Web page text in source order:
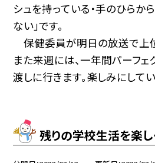
シュを持っている・手のひらか
ない」です。
保健委員が明日の放送で上位
また来週には、一年間パーフ
渡しに行きます。楽しみにして
残りの学校生活を楽し